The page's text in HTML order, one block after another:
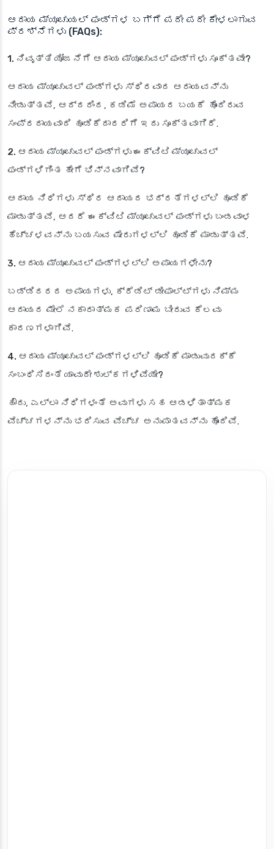
ಆದಾಯ ಮ್ಯೂಚುಯಲ್ ಫಂಡ್‌ಗಳ ಬಗ್ಗೆ ಪದೇ ಪದೇ ಕೇಳಲಾಗುವ
ಪ್ರಶ್ನೆಗಳು (FAQs):
1. ನಿವೃತ್ತಿ ಯೋಜನೆಗೆ ಆದಾಯ ಮ್ಯೂಚುವಲ್ ಫಂಡ್‌ಗಳು ಸೂಕ್ತವೇ?
ಆದಾಯ ಮ್ಯೂಚುವಲ್ ಫಂಡ್‌ಗಳು ಸ್ಥಿರವಾದ ಆದಾಯವನ್ನು
ನೀಡುತ್ತವೆ, ಆದ್ದರಿಂದ, ಕಡಿಮೆ ಅಪಾಯದ ಬಯಕೆ ಹೊಂದಿರುವ
ಸಂಪ್ರದಾಯವಾದಿ ಹೂಡಿಕೆದಾರರಿಗೆ ಇದು ಸೂಕ್ತವಾಗಿದೆ.
2. ಆದಾಯ ಮ್ಯೂಚುವಲ್ ಫಂಡ್‌ಗಳು ಈಕ್ವಿಟಿ ಮ್ಯೂಚುವಲ್
ಫಂಡ್‌ಗಳಿಗಿಂತ ಹೇಗೆ ಭಿನ್ನವಾಗಿವೆ?
ಆದಾಯ ನಿಧಿಗಳು ಸ್ಥಿರ ಆದಾಯದ ಭದ್ರತೆಗಳಲ್ಲಿ ಹೂಡಿಕೆ
ಮಾಡುತ್ತವೆ, ಆದರೆ ಈಕ್ವಿಟಿ ಮ್ಯೂಚುವಲ್ ಫಂಡ್‌ಗಳು ಬಂಡವಾಳ
ಹೆಚ್ಚಳವನ್ನು ಬಯಸುವ ಷೇರುಗಳಲ್ಲಿ ಹೂಡಿಕೆ ಮಾಡುತ್ತವೆ.
3. ಆದಾಯ ಮ್ಯೂಚುವಲ್ ಫಂಡ್‌ಗಳಲ್ಲಿ ಅಪಾಯಗಳೇನು?
ಬಡ್ಡಿದರದ ಅಪಾಯಗಳು, ಕ್ರೆಡಿಟ್ ಡೀಫಾಲ್ಟ್‌ಗಳು ನಿಮ್ಮ
ಆದಾಯದ ಮೇಲೆ ನಕಾರಾತ್ಮಕ ಪರಿಣಾಮ ಬೀರುವ ಕೆಲವು
ಕಾರಣಗಳಾಗಿವೆ.
4. ಆದಾಯ ಮ್ಯೂಚುವಲ್ ಫಂಡ್‌ಗಳಲ್ಲಿ ಹೂಡಿಕೆ ಮಾಡುವುದಕ್ಕೆ
ಸಂಬಂಧಿಸಿದಂತೆ ಯಾವುದೇ ಶುಲ್ಕಗಳಿವೆಯೇ?
ಹೌದು, ಎಲ್ಲಾ ನಿಧಿಗಳಂತೆ ಅವುಗಳು ಸಹ ಆಡಳಿತಾತ್ಮಕ
ವೆಚ್ಚಗಳನ್ನು ಭರಿಸುವ ವೆಚ್ಚ ಅನುಪಾತವನ್ನು ಹೊಂದಿವೆ.